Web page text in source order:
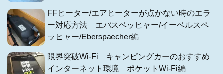
FFヒーター/エアヒーターが点かない時のエラ
ー対応方法 エバスベッヒャー/イーベルスペ
ッヒャー/Eberspaecher編
限界突破Wi-Fi キャンピングカーのおすすめ
インターネット環境 ポケットWi-Fi編